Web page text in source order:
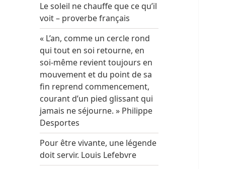
Le soleil ne chauffe que ce qu’il
voit – proverbe français
« L’an, comme un cercle rond
qui tout en soi retourne, en
soi-même revient toujours en
mouvement et du point de sa
fin reprend commencement,
courant d’un pied glissant qui
jamais ne séjourne. » Philippe
Desportes
Pour être vivante, une légende
doit servir. Louis Lefebvre